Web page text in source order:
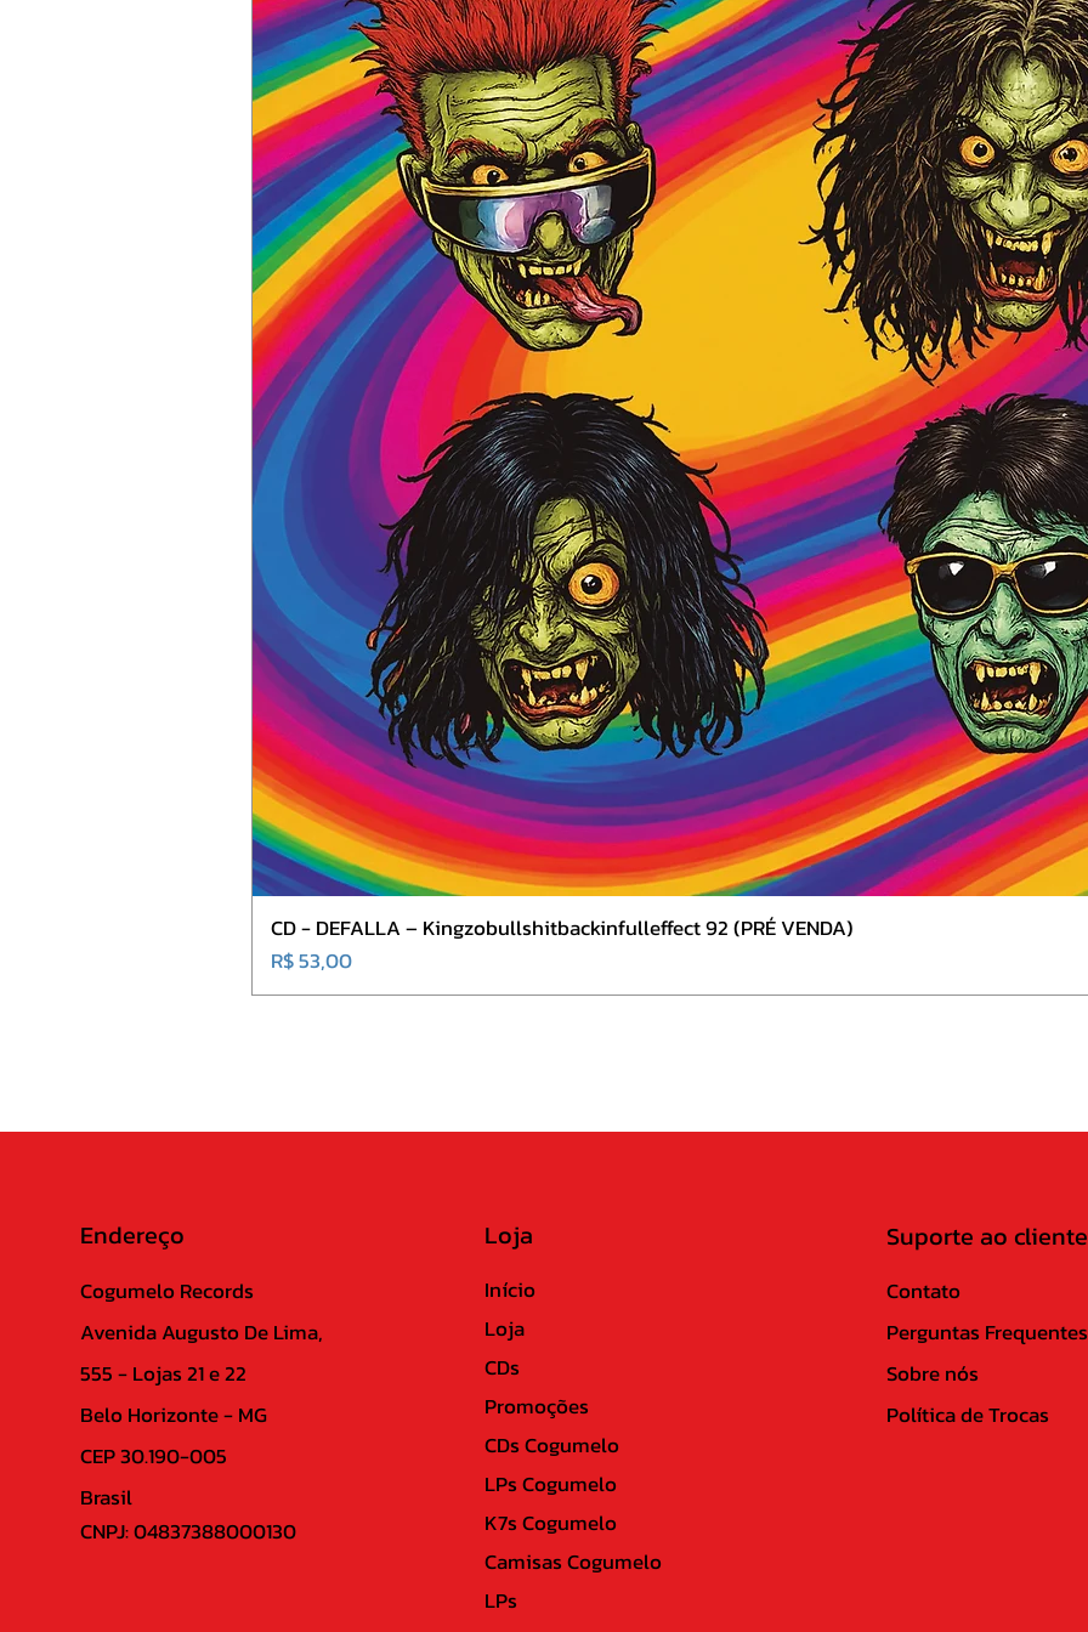
CD - DEFALLA – Kingzobullshitbackinfulleffect 92 (PRÉ VENDA)
Preço
R$ 53,00
Endereço
Cogumelo Records
Avenida Augusto De Lima,
555 - Lojas 21 e 22
Belo Horizonte - MG
CEP 30.190-005
Brasil
CNPJ: 04837388000130
Loja
Início
Loja
CDs
Promoções
CDs Cogumelo
LPs Cogumelo
K7s Cogumelo
Camisas Cogumelo
LPs
Suporte ao cliente
Contato
Perguntas Frequentes
Sobre nós
Política de Trocas